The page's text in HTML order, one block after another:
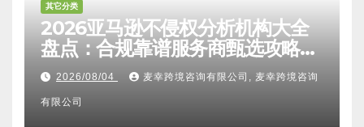
其它分类
2026亚马逊不侵权分析机构大全
盘点：合规靠谱服务商甄选攻略、
避坑FAQ及标杆机构实力详解
2026/08/04 麦幸跨境咨询有限公司, 麦幸跨境咨询
有限公司